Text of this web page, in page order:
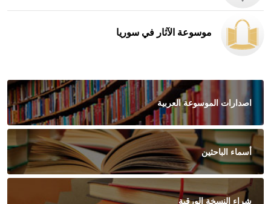
موسوعة الآثار في سوريا
اصدارات الموسوعة العربية
أسماء الباحثين
شراء النسخة الورقية